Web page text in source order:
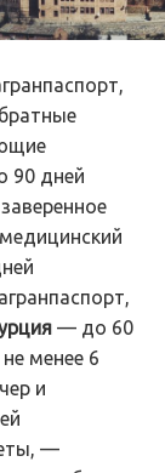
90 дней
— до 60
менее 6
и
—